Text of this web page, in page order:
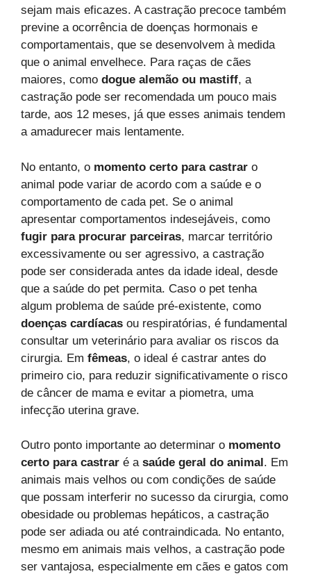
sejam mais eficazes. A castração precoce também
previne a ocorrência de doenças hormonais e
comportamentais, que se desenvolvem à medida
que o animal envelhece. Para raças de cães
maiores, como dogue alemão ou mastiff, a
castração pode ser recomendada um pouco mais
tarde, aos 12 meses, já que esses animais tendem
a amadurecer mais lentamente.
No entanto, o momento certo para castrar o
animal pode variar de acordo com a saúde e o
comportamento de cada pet. Se o animal
apresentar comportamentos indesejáveis, como
fugir para procurar parceiras, marcar território
excessivamente ou ser agressivo, a castração
pode ser considerada antes da idade ideal, desde
que a saúde do pet permita. Caso o pet tenha
algum problema de saúde pré-existente, como
doenças cardíacas ou respiratórias, é fundamental
consultar um veterinário para avaliar os riscos da
cirurgia. Em fêmeas, o ideal é castrar antes do
primeiro cio, para reduzir significativamente o risco
de câncer de mama e evitar a piometra, uma
infecção uterina grave.
Outro ponto importante ao determinar o momento
certo para castrar é a saúde geral do animal. Em
animais mais velhos ou com condições de saúde
que possam interferir no sucesso da cirurgia, como
obesidade ou problemas hepáticos, a castração
pode ser adiada ou até contraindicada. No entanto,
mesmo em animais mais velhos, a castração pode
ser vantajosa, especialmente em cães e gatos com